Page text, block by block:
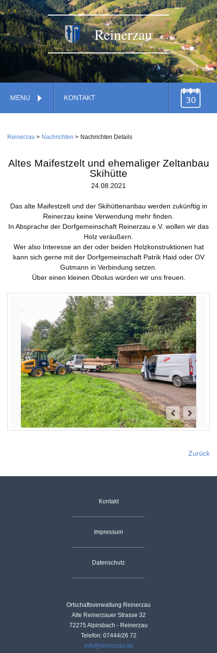
Reinerzau
überspringen
MENU KONTAKT
TERMINE
Reinerzau Nachrichten Nachrichten Details
Altes Maifestzelt und ehemaliger Zeltanbau
Skihütte
24.08.2021
Das alte Maifestzelt und der Skihüttenanbau werden zukünftig in
Reinerzau keine Verwendung mehr finden.
In Absprache der Dorfgemeinschaft Reinerzau e.V. wollen wir das
Holz veräußern.
Wer also Interesse an der oder beiden Holzkonstruktionen hat
kann sich gerne mit der Dorfgemeinschaft Patrik Haid oder OV
Gutmann in Verbindung setzen.
Über einen kleinen Obolus würden wir uns freuen.
Zurück
überspringen
Kirche
Handwerk
Sehenswürdigkeiten
Skilift
Vereine
Dorfgemeinschaft
Fischergemeinschaft
Christusbund
Termine
Nachrichten
Ortschaftsverwaltung Reinerzau
Alte Reinerzauer Strasse 32
72275 Alpirsbach - Reinerzau
Telefon: 07444/26 72
info@reinerzau.de
Kontakt
Impressum
Datenschutz